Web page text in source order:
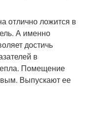
отлично ложится в
А именно
достичь
в
Помещение
Выпускают ее